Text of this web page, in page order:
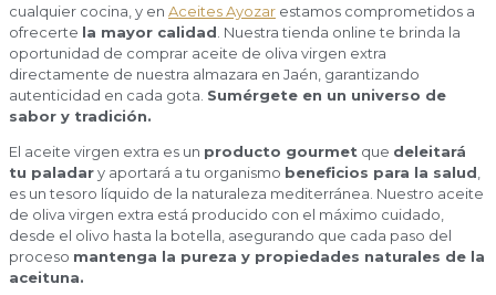
cualquier cocina, y en Aceites Ayozar estamos comprometidos a
ofrecerte la mayor calidad . Nuestra tienda online te brinda la
oportunidad de comprar aceite de oliva virgen extra
directamente de nuestra almazara en Jaén, garantizando
autenticidad en cada gota. Sumérgete en un universo de
sabor y tradición.
El aceite virgen extra es un producto gourmet que deleitará
tu paladary aportará a tu organismo beneficios para la salud
es un tesoro líquido de la naturaleza mediterránea. Nuestro aceite
de oliva virgen extra está producido con el máximo cuidado,
desde el olivo hasta la botella, asegurando que cada paso del
proceso mantenga la pureza y propiedades naturales de la
aceituna.